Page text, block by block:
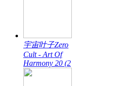
宇宙叶子Zero
Cult - Art Of
Harmony 20 (2